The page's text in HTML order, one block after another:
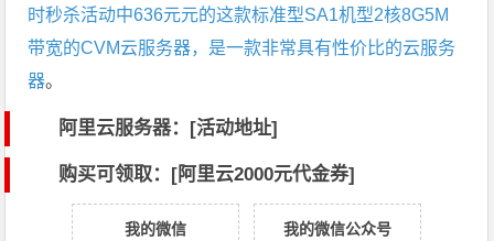
时秒杀活动中636元元的这款标准型SA1机型2核8G5M
带宽的CVM云服务器，是一款非常具有性价比的云服务
器。
阿里云服务器：[活动地址]
购买可领取：[阿里云2000元代金券]
我的微信
我的微信公众号